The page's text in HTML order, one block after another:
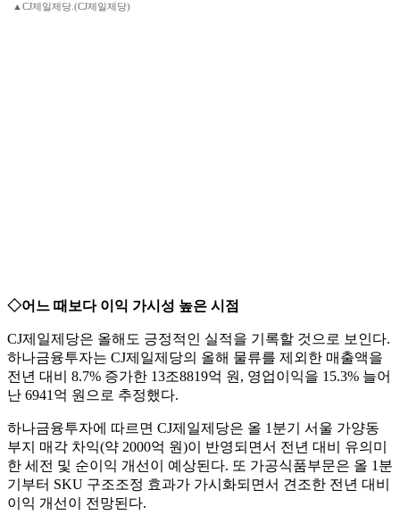
▲CJ제일제당.(CJ제일제당)
◇어느 때보다 이익 가시성 높은 시점
CJ제일제당은 올해도 긍정적인 실적을 기록할 것으로 보인다.
하나금융투자는 CJ제일제당의 올해 물류를 제외한 매출액을
전년 대비 8.7% 증가한 13조8819억 원, 영업이익을 15.3% 늘어
난 6941억 원으로 추정했다.
하나금융투자에 따르면 CJ제일제당은 올 1분기 서울 가양동
부지 매각 차익(약 2000억 원)이 반영되면서 전년 대비 유의미
한 세전 및 순이익 개선이 예상된다. 또 가공식품부문은 올 1분
기부터 SKU 구조조정 효과가 가시화되면서 견조한 전년 대비
이익 개선이 전망된다.